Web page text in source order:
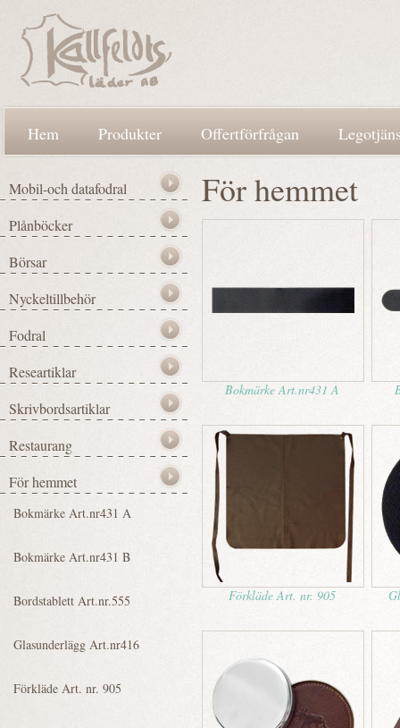
Hem Produkter Offertförfrågan
För hemmet
Bokmärke Art.nr431 A
Förkläde Art. nr. 905